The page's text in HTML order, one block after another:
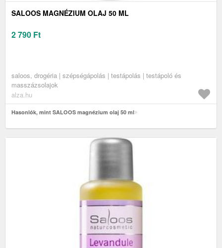
SALOOS MAGNÉZIUM OLAJ 50 ML
2 790 Ft
saloos, drogéria | szépségápolás | testápolás | testápoló és
masszázsolajok
alza.hu
Hasonlók, mint SALOOS magnézium olaj 50 ml